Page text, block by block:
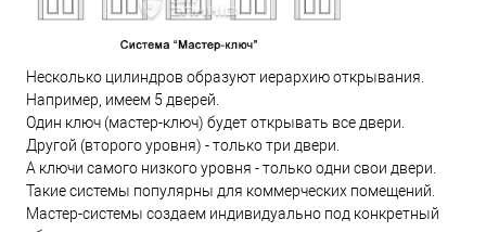
Несколько цилиндров образуют иерархию открывания.
Например, имеем 5 дверей.
Один ключ (мастер-ключ) будет открывать все двери.
Другой (второго уровня) - только три двери.
А ключи самого низкого уровня - только одни свои двери.
Такие системы популярны для коммерческих помещений.
Мастер-системы создаем индивидуально под конкретный